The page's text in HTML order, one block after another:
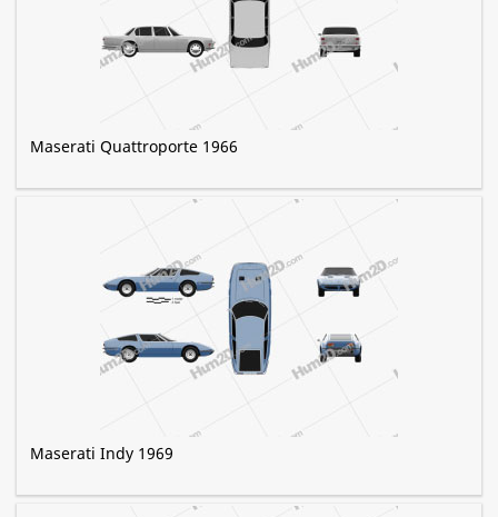
Maserati Quattroporte 1966
Maserati Indy 1969